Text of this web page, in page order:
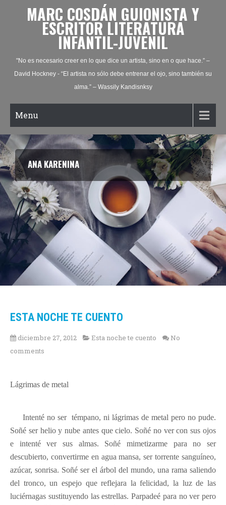
MARC COSDÁN GUIONISTA Y
ESCRITOR LITERATURA
INFANTIL-JUVENIL
"No es necesario creer en lo que dice un artista, sino en o que hace.” –
David Hockney - “El artista no sólo debe entrenar el ojo, sino también su
alma.” – Wassily Kandisnksy
Menu
ANA KARENINA
ESTA NOCHE TE CUENTO
diciembre 27, 2012 Esta noche te cuento
No
comments
Lágrimas de metal
Intenté no ser témpano, ni lágrimas de metal pero no pude.
Soñé ser helio y nube antes que cielo. Soñé no ver con sus ojos
e intenté ver sus almas. Soñé mimetizarme para no ser
descubierto, convertirme en agua mansa, ser torrente sanguíneo,
azúcar, sonrisa. Soñé ser el árbol del mundo, una rama saliendo
del tronco, un espejo que reflejara la felicidad, la luz de las
luciérnagas sustituyendo las estrellas. Parpadeé para no ver pero